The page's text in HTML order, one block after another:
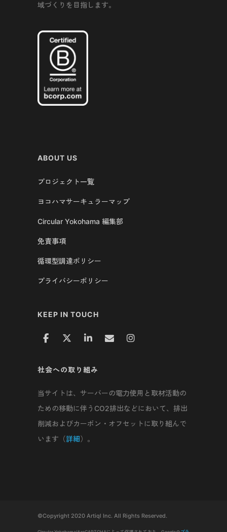
域づくりを目指します。
ABOUT US
プロジェクト一覧
ヨコハマサーキュラーマップ
Circular Yokohama 編集部
免責事項
循環型調達ポリシー
プライバシーポリシー
KEEP IN TOUCH
社会への取り組み
当サイトは、サーバーの電力使用と取材活動の
ための移動に伴うCO2排出などにおいて、排出
削減およびカーボン・オフセットに取り組んで
います（詳細）。
©Copyright 2020 Artiql Inc. All Rights Reserved.